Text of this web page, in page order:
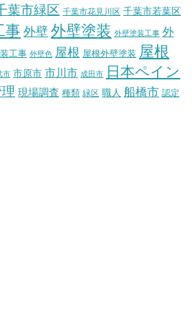
葉市緑区 千葉市花見川区 千葉市若葉区
事 外壁 外壁塗装 外壁塗装工事 外
工事 外壁色 屋根 屋根外壁塗装 屋根
市 市原市 市川市 成田市
日本ペイン
現場調査 種類 緑区 職人 船橋市 認定